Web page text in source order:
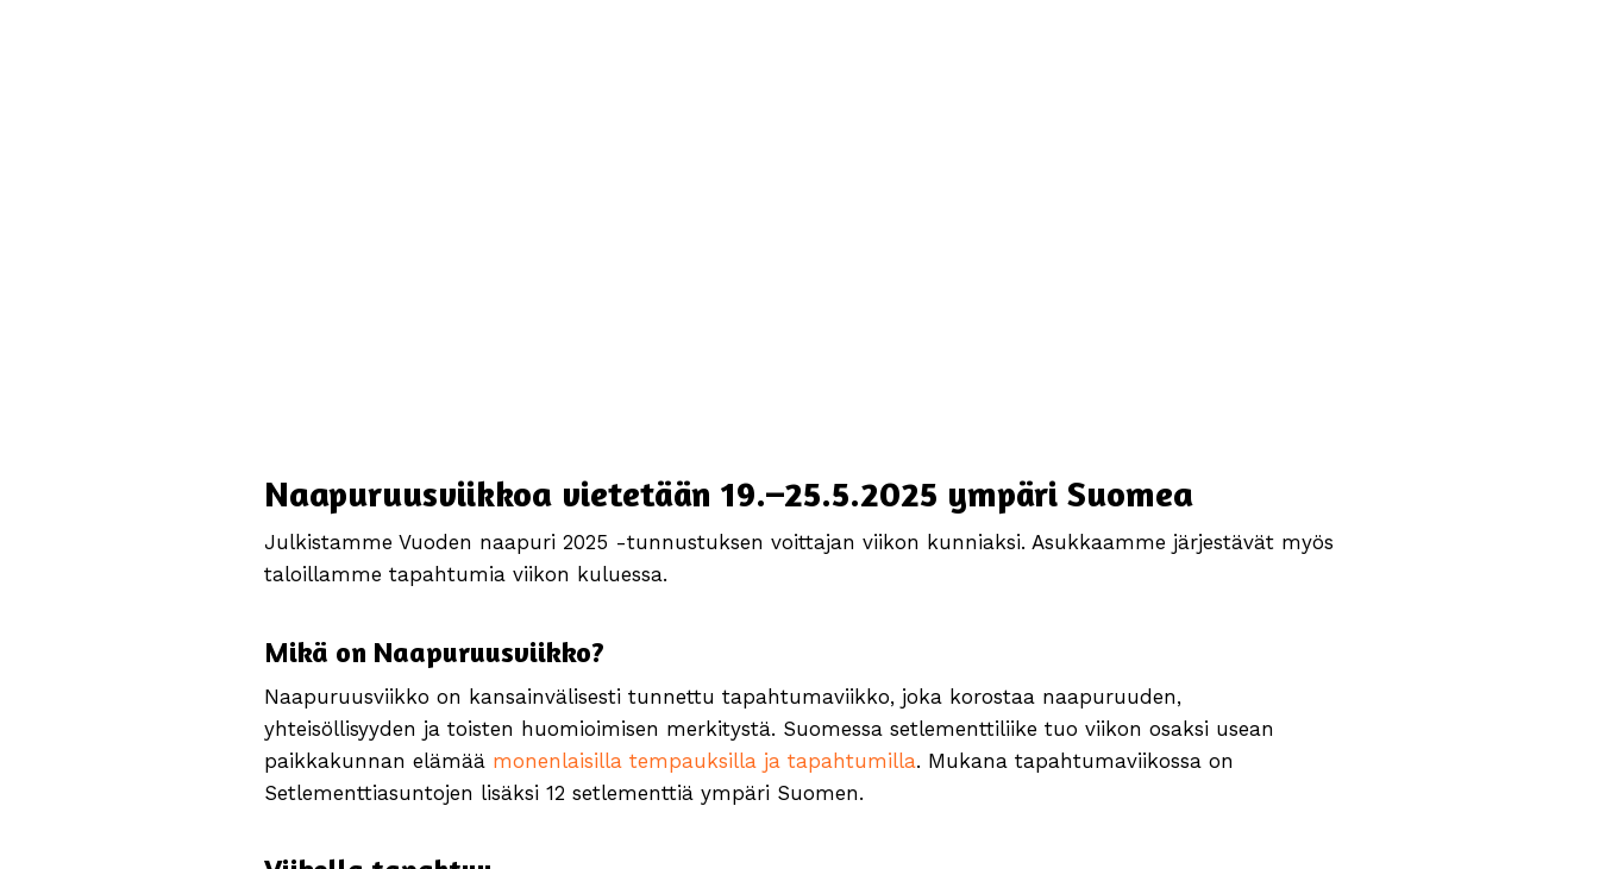
Naapuruusviikkoa vietetään 19.–25.5.2025 ympäri Suomea
Julkistamme Vuoden naapuri 2025 -tunnustuksen voittajan viikon kunniaksi. Asukkaamme järjestävät myös
taloillamme tapahtumia viikon kuluessa.
Mikä on Naapuruusviikko?
Naapuruusviikko on kansainvälisesti tunnettu tapahtumaviikko, joka korostaa naapuruuden,
yhteisöllisyyden ja toisten huomioimisen merkitystä. Suomessa setlementtiliike tuo viikon osaksi usean
paikkakunnan elämää monenlaisilla tempauksilla ja tapahtumilla. Mukana tapahtumaviikossa on
Setlementtiasuntojen lisäksi 12 setlementtiä ympäri Suomen.